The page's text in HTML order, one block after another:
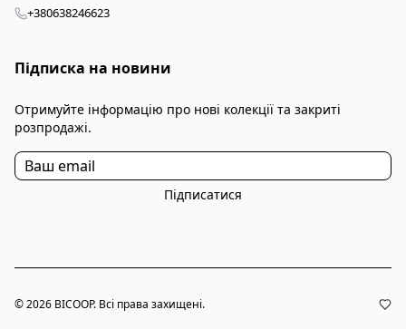
+380638246623
Підписка на новини
Отримуйте інформацію про нові колекції та закриті
розпродажі.
Підписатися
© 2026 BICOOP. Всі права захищені.